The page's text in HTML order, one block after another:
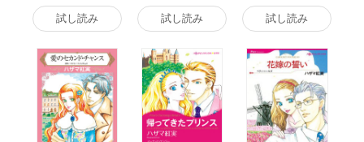
試し読み 試し読み 試し読み